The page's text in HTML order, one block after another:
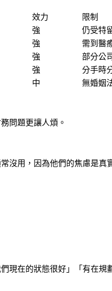
效力
限制
強
仍受特
強
需到醫
強
部分公
強
分手時
中 無婚姻
問題更讓人煩。
沒用，因為他們的焦慮是真
現在的狀態很好」「有在規